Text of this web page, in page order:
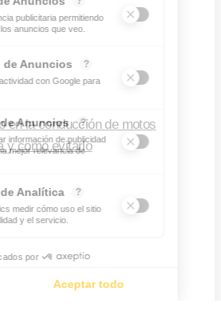
en la conducción de motos
y como evitarlo